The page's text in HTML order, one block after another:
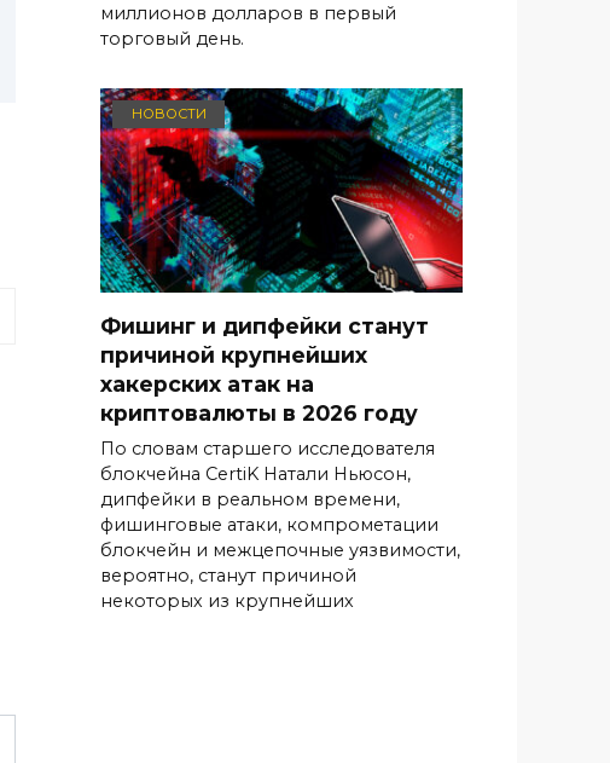
миллионов долларов в первый
торговый день.
НОВОСТИ
Фишинг и дипфейки станут
причиной крупнейших
хакерских атак на
криптовалюты в 2026 году
По словам старшего исследователя
блокчейна CertiK Натали Ньюсон,
дипфейки в реальном времени,
фишинговые атаки, компрометации
блокчейн и межцепочные уязвимости,
вероятно, станут причиной
некоторых из крупнейших